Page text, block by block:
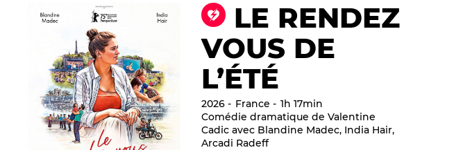
LE RENDEZ
VOUS DE
L’ÉTÉ
2026 France
1h 17min
Comédie dramatique de Valentine
Cadic avec Blandine Madec, India Hair,
Arcadi Radeff